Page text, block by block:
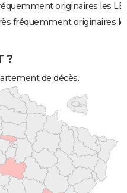
originaires les
fréquemment originaires
?
de décès.